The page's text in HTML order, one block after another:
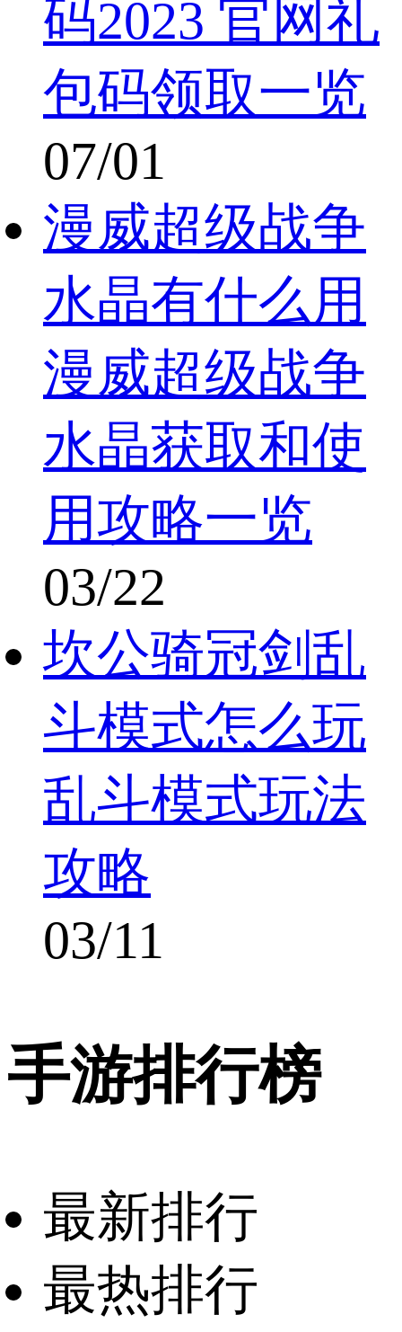
码2023 官网礼
包码领取一览
07/01
漫威超级战争
水晶有什么用
漫威超级战争
水晶获取和使
用攻略一览
03/22
坎公骑冠剑乱
斗模式怎么玩
乱斗模式玩法
攻略
03/11
手游排行榜
最新排行
最热排行